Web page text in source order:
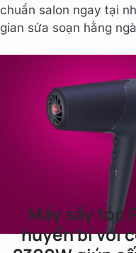
chuẩn salon ngay tại
gian sửa soạn hằng
Máy sấy tóc
huyền bí với